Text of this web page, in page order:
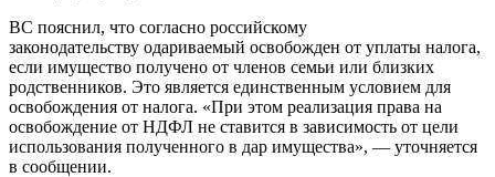
ВС пояснил, что согласно российскому
законодательству одариваемый освобожден от уплаты налога,
если имущество получено от членов семьи или близких
родственников. Это является единственным условием для
освобождения от налога. «При этом реализация права на
освобождение от НДФЛ не ставится в зависимость от цели
использования полученного в дар имущества», — уточняется
в сообщении.